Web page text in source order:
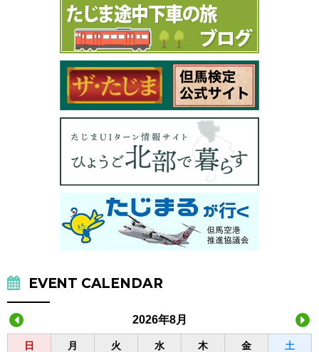
EVENT CALENDAR
2026年8月
日 月 火 水 木 金 土